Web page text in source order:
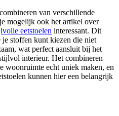
van verschillende
mogelijk ook het artikel over
eetstoelen interessant. Dit
stoffen kunt kiezen die niet
wat perfect aansluit bij het
interieur. Het combineren
woonruimte echt uniek maken, en
kunnen hier een belangrijk